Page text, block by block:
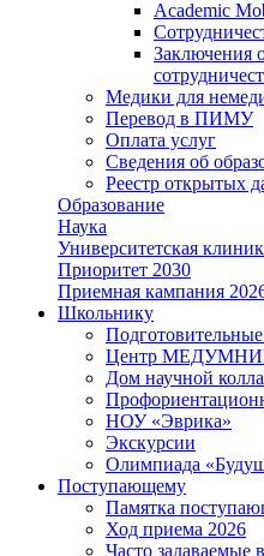
Academic
Заключения
Медики для
Перевод в ПИМУ
Оплата услуг
Сведения об
Реестр открытых
Образование
Наука
Университетская
Приоритет 2030
Приемная кампания
Школьнику
Центр
Дом научной
НОУ «Эврика»
Экскурсии
Олимпиада
Поступающему
Памятка
Ход приема 2026
Часто задаваемые